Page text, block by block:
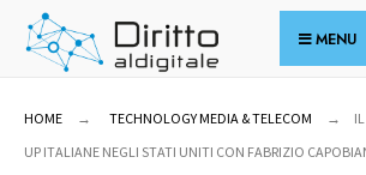
Skip
MENU
HOME TECHNOLOGY MEDIA & TELECOM
UP ITALIANE NEGLI STATI UNITI CON FABRIZIO